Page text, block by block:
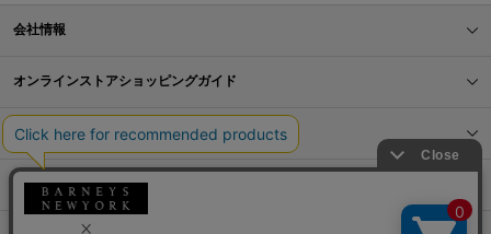
会社情報
オンラインストアショッピングガイド
店舗情報
サービス